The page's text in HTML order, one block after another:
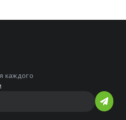
каждого